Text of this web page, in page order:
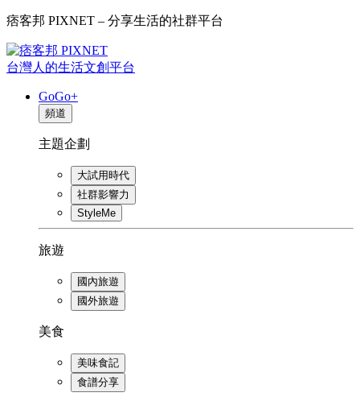
痞客邦 PIXNET – 分享生活的社群平台
台灣人的生活文創平台
GoGo+
頻道
主題企劃
大試用時代
社群影響力
StyleMe
旅遊
國內旅遊
國外旅遊
美食
美味食記
食譜分享